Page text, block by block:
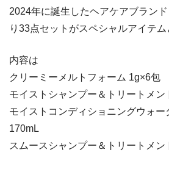
2024年に誕生したヘアケアブラン
り33点セットがスペシャルアイテム
内容は
クリーミーメルトフォーム 1g×6包
モイストシャンプー＆トリートメン
モイストコンディショニングウォー
170mL
スムースシャンプー＆トリートメン